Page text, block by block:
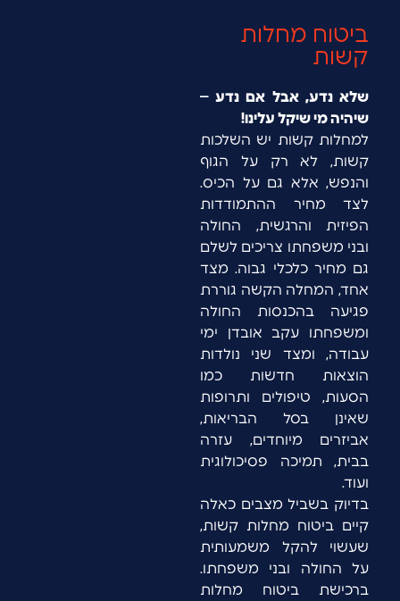
ביטוח מחלות
קשות
שלא נדע, אבל אם נדע –
שיהיה מי שיקל עלינו!
למחלות קשות יש השלכות
קשות, לא רק על הגוף
והנפש, אלא גם על הכיס.
לצד מחיר ההתמודדות
הפיזית והרגשית, החולה
ובני משפחתו צריכים לשלם
גם מחיר כלכלי גבוה. מצד
אחד, המחלה הקשה גוררת
פגיעה בהכנסות החולה
ומשפחתו עקב אובדן ימי
עבודה, ומצד שני נולדות
הוצאות חדשות כמו
הסעות, טיפולים ותרופות
שאינן בסל הבריאות,
אביזרים מיוחדים, עזרה
בבית, תמיכה פסיכולוגית
ועוד.
בדיוק בשביל מצבים כאלה
קיים ביטוח מחלות קשות,
שעשוי להקל משמעותית
על החולה ובני משפחתו.
ברכישת ביטוח מחלות